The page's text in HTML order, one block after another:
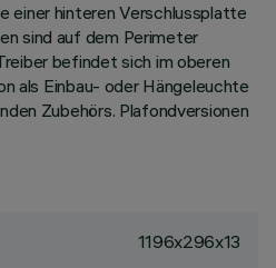
einer hinteren Verschlussplatte
sind auf dem Perimeter
befindet sich im oberen
als Einbau- oder Hängeleuchte
Zubehörs. Plafondversionen
1196x296x13